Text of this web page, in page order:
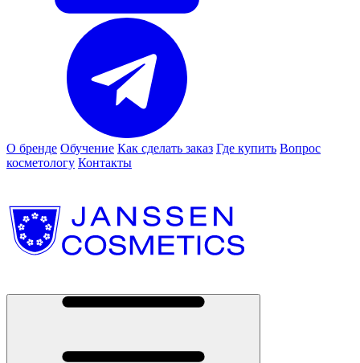
О бренде Обучение Как сделать заказ Где купить Вопрос
косметологу Контакты